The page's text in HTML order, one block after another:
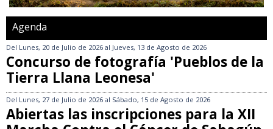
Agenda
Del Lunes, 20 de Julio de 2026 al Jueves, 13 de Agosto de 2026
Concurso de fotografía 'Pueblos de la
Tierra Llana Leonesa'
Del Lunes, 27 de Julio de 2026 al Sábado, 15 de Agosto de 2026
Abiertas las inscripciones para la XII